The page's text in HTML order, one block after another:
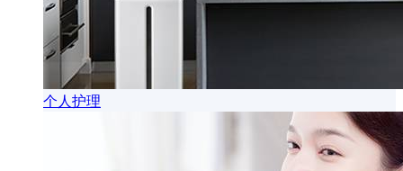
个人护理